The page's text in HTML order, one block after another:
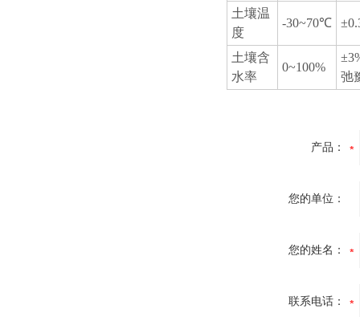
土壤温
度
-30~70℃
土壤含
水率
0~100%
弛
产品：
您的单位：
您的姓名：
联系电话：